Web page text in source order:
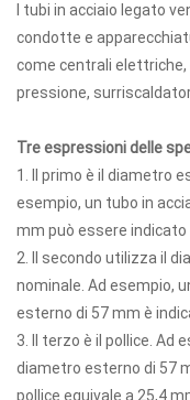
I tubi in acciaio legato
condotte e
come centrali elettriche,
pressione,
Tre espressioni delle
1. Il primo è il diametro
esempio, un tubo in
mm può essere indicato
2. Il secondo utilizza il
nominale. Ad esempio,
esterno di 57 mm è
3. Il terzo è il pollice. Ad
diametro esterno di 57
pollice equivale a 25,4